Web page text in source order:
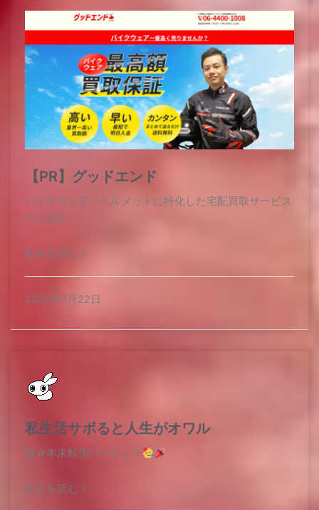
【PR】グッドエンド
バイクウェア・ヘルメットに特化した宅配買取サービス
のご紹介
続きを読む »
2025年7月22日
私生活サボると人生がオワル
脱☆本末転倒パーティー
続きを読む »